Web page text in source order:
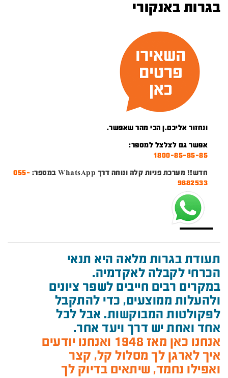
בגרות באנקורי
ונחזור אליכם.ן הכי מהר שאפשר.
אפשר גם לצלצל למספר:
1800-85-85-85
חדש!! מערכת פניות קלה ונוחה דרך WhatsApp במספר:
055-
9882533
תעודת בגרות מלאה היא תנאי
הכרחי לקבלה לאקדמיה.
במקרים רבים חייבים לשפר ציונים
ולהעלות ממוצעים, כדי להתקבל
לפקולטות המבוקשות. אבל לכל
אחד ואחת יש דרך ויעד אחר.
אנחנו כאן מאז 1948 ואנחנו יודעים
איך לארגן לך מסלול קל, קצר
ואפילו נחמד, שיתאים בדיוק לך